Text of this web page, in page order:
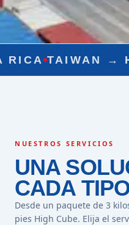
→HONDURAS
NUESTROS SERVICIOS
UNA
CADA
Desde un paquete de 3
pies High Cube. Elija el